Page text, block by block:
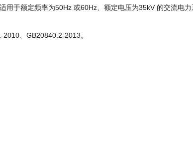
于额定频率为50Hz 或60Hz、额定电压为35kV 的交流电力
、GB20840.2-2013。